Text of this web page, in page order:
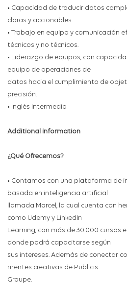
• Capacidad de traducir datos
claras y accionables.
• Trabajo en equipo y comunicación
técnicos y no técnicos.
• Liderazgo de equipos, con
equipo de operaciones de
datos hacia el cumplimiento de
precisión.
• Inglés Intermedio
Additional information
¿Qué Ofrecemos?
• Contamos con una plataforma de
basada en inteligencia artificial
llamada Marcel, la cual cuenta con
como Udemy y LinkedIn
Learning, con más de 30.000 cursos
donde podrá capacitarse según
sus intereses. Además de conectar
mentes creativas de Publicis
Groupe.